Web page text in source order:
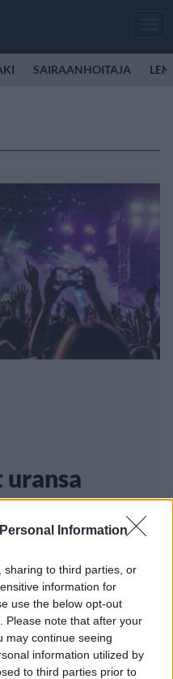
Information
sharing to third parties, or
information for
use the below opt-out
Please note that after your
may continue seeing
information utilized by
to third parties prior to
SAIRAANHOITAJA
”Eipä
-yhtye Turmion
uransa